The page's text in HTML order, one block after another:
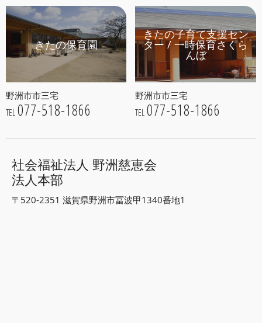
きたの保育園
野洲市市三宅
TEL 077-518-1866
きたの子育て支援セン
ター / 一時保育さくら
んぼ
野洲市市三宅
TEL 077-518-1866
社会福祉法人 野洲慈恵会
法人本部
〒520-2351 滋賀県野洲市冨波甲1340番地1